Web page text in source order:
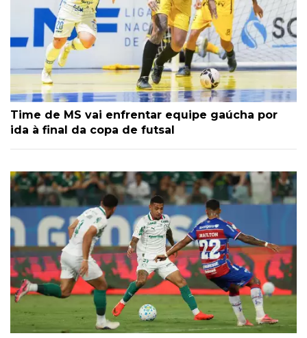
Time de MS vai enfrentar equipe gaúcha por
ida à final da copa de futsal